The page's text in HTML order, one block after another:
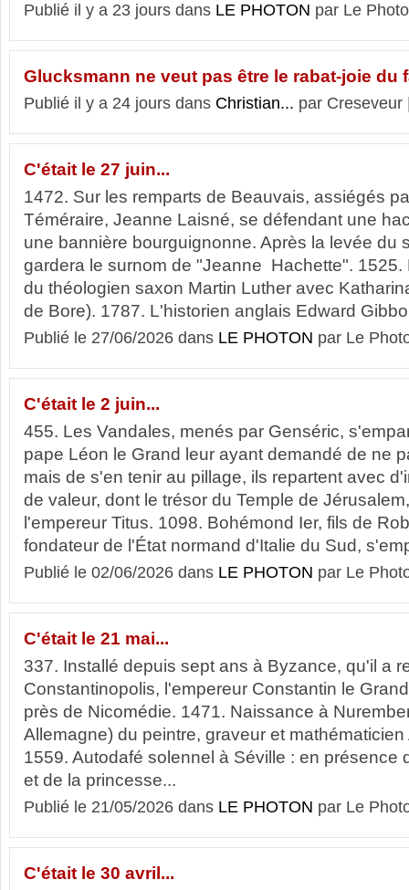
Publié il y a 23 jours dans LE PHOTON par Le
Glucksmann ne veut pas être le rabat-joie du
Publié il y a 24 jours dans Christian... par
C'était le 27 juin...
1472. Sur les remparts de Beauvais, assiégés
Téméraire, Jeanne Laisné, se défendant une
une bannière bourguignonne. Après la levée du
gardera le surnom de "Jeanne Hachette". 1525.
du théologien saxon Martin Luther avec
de Bore). 1787. L'historien anglais Edward
Publié le 27/06/2026 dans LE PHOTON par Le
C'était le 2 juin...
455. Les Vandales, menés par Genséric,
pape Léon le Grand leur ayant demandé de ne
mais de s'en tenir au pillage, ils repartent avec
de valeur, dont le trésor du Temple de
l'empereur Titus. 1098. Bohémond Ier, fils de
fondateur de l'État normand d'Italie du Sud,
Publié le 02/06/2026 dans LE PHOTON par Le
C'était le 21 mai...
337. Installé depuis sept ans à Byzance, qu'il a
Constantinopolis, l'empereur Constantin le
près de Nicomédie. 1471. Naissance à
Allemagne) du peintre, graveur et
1559. Autodafé solennel à Séville : en présence
et de la princesse...
Publié le 21/05/2026 dans LE PHOTON par Le
C'était le 30 avril...